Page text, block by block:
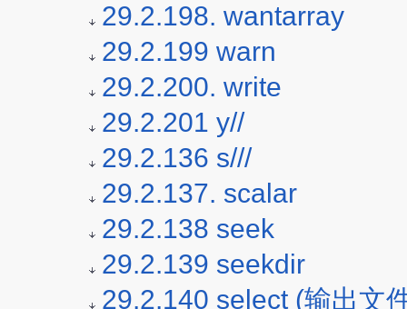
29.2.198. wantarray
29.2.199 warn
29.2.200. write
29.2.201 y//
29.2.136 s///
29.2.137. scalar
29.2.138 seek
29.2.139 seekdir
29.2.140 select (输出文